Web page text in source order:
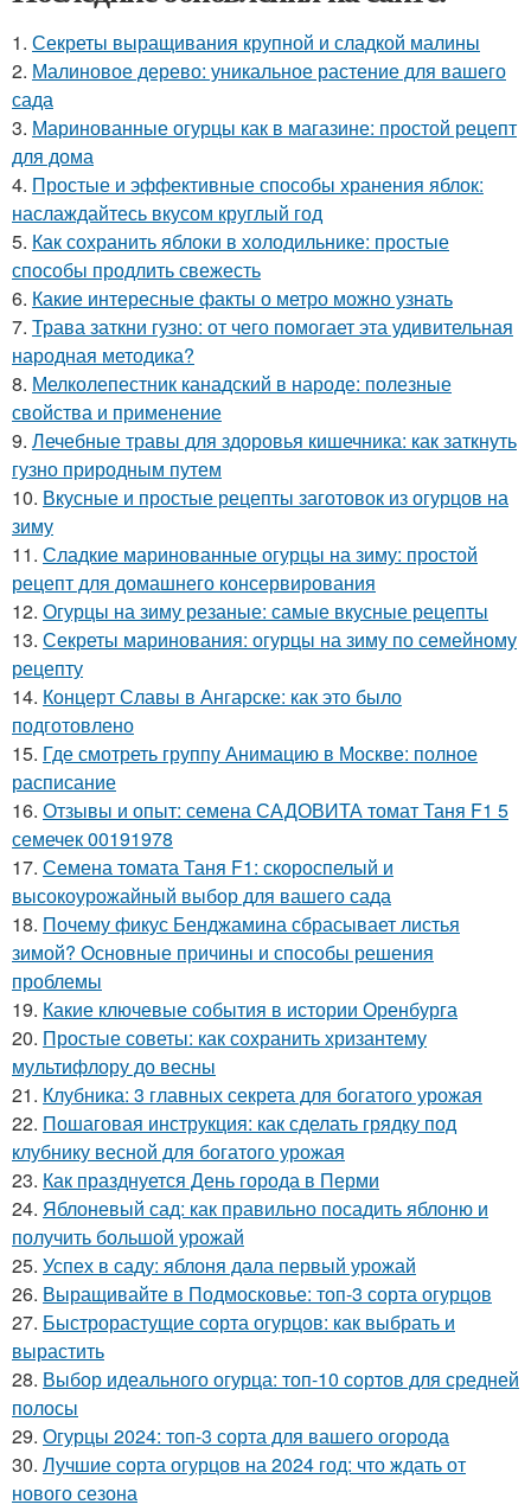
1. Секреты выращивания крупной и сладкой малины
2. Малиновое дерево: уникальное растение для вашего
сада
3. Маринованные огурцы как в магазине: простой рецепт
для дома
4. Простые и эффективные способы хранения яблок:
наслаждайтесь вкусом круглый год
5. Как сохранить яблоки в холодильнике: простые
способы продлить свежесть
6. Какие интересные факты о метро можно узнать
7. Трава заткни гузно: от чего помогает эта удивительная
народная методика?
8. Мелколепестник канадский в народе: полезные
свойства и применение
9. Лечебные травы для здоровья кишечника: как заткнуть
гузно природным путем
10. Вкусные и простые рецепты заготовок из огурцов на
зиму
11. Сладкие маринованные огурцы на зиму: простой
рецепт для домашнего консервирования
12. Огурцы на зиму резаные: самые вкусные рецепты
13. Секреты маринования: огурцы на зиму по семейному
рецепту
14. Концерт Славы в Ангарске: как это было
подготовлено
15. Где смотреть группу Анимацию в Москве: полное
расписание
16. Отзывы и опыт: семена САДОВИТА томат Таня F1 5
семечек 00191978
17. Семена томата Таня F1: скороспелый и
высокоурожайный выбор для вашего сада
18. Почему фикус Бенджамина сбрасывает листья
зимой? Основные причины и способы решения
проблемы
19. Какие ключевые события в истории Оренбурга
20. Простые советы: как сохранить хризантему
мультифлору до весны
21. Клубника: 3 главных секрета для богатого урожая
22. Пошаговая инструкция: как сделать грядку под
клубнику весной для богатого урожая
23. Как празднуется День города в Перми
24. Яблоневый сад: как правильно посадить яблоню и
получить большой урожай
25. Успех в саду: яблоня дала первый урожай
26. Выращивайте в Подмосковье: топ-3 сорта огурцов
27. Быстрорастущие сорта огурцов: как выбрать и
вырастить
28. Выбор идеального огурца: топ-10 сортов для средней
полосы
29. Огурцы 2024: топ-3 сорта для вашего огорода
30. Лучшие сорта огурцов на 2024 год: что ждать от
нового сезона